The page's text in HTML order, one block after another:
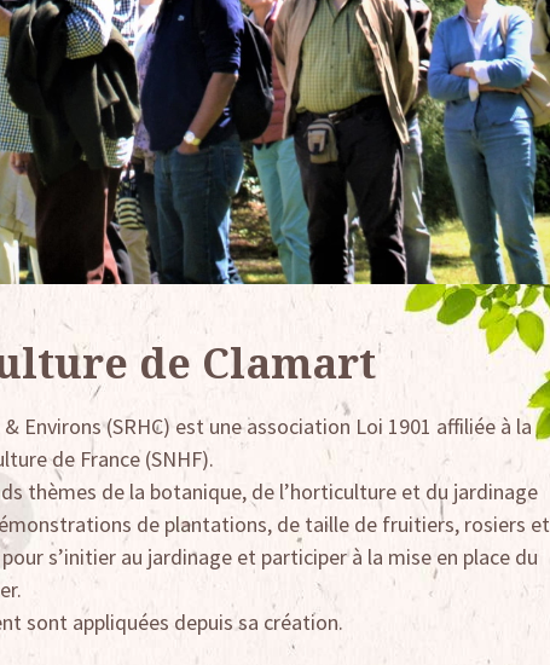
de Clamart
Environs (SRHC) est une association Loi 1901 affiliée à la
de France (SNHF).
thèmes de la botanique, de l’horticulture et du jardinage
de plantations, de taille de fruitiers, rosiers et
s’initier au jardinage et participer à la mise en place du
sont appliquées depuis sa création.